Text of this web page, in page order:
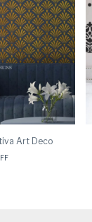
Art Deco